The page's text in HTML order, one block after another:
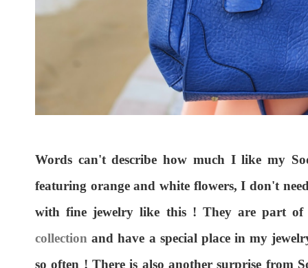
Words can't describe how much I like my
featuring orange and white flowers, I don't
with fine jewelry like this ! They are part
collection and have a special place in my
so often ! There is also another surprise from